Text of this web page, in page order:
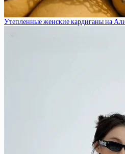
Утепленные женские кардиганы на